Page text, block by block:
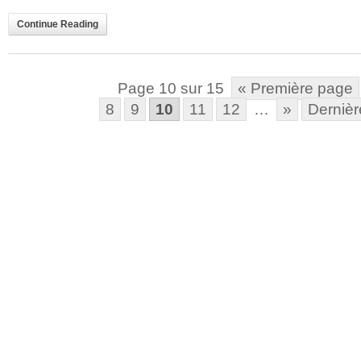
Continue Reading
Page 10 sur 15
« Première page
8
9 10 11 12 … »